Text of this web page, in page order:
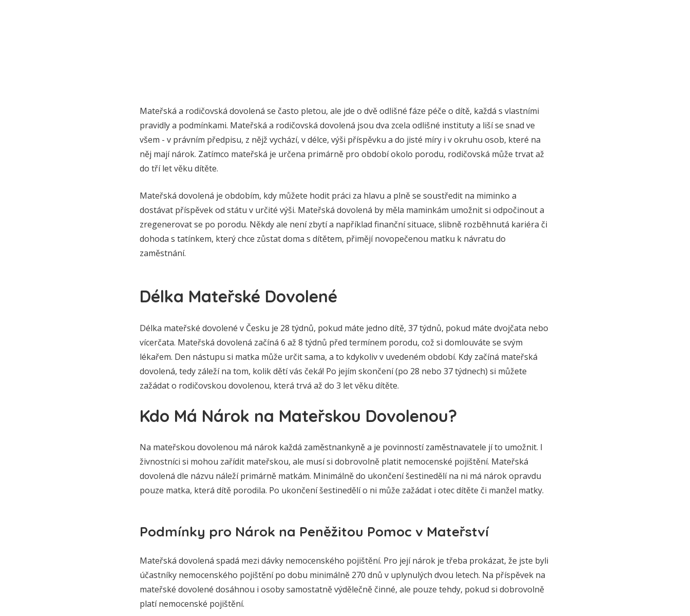
Mateřská a rodičovská dovolená se často pletou, ale jde o dvě odlišné fáze péče o dítě, každá s vlastními
pravidly a podmínkami. Mateřská a rodičovská dovolená jsou dva zcela odlišné instituty a liší se snad ve
všem - v právním předpisu, z nějž vychází, v délce, výši příspěvku a do jisté míry i v okruhu osob, které na
něj mají nárok. Zatímco mateřská je určena primárně pro období okolo porodu, rodičovská může trvat až
do tří let věku dítěte.
Mateřská dovolená je obdobím, kdy můžete hodit práci za hlavu a plně se soustředit na miminko a
dostávat příspěvek od státu v určité výši. Mateřská dovolená by měla maminkám umožnit si odpočinout a
zregenerovat se po porodu. Někdy ale není zbytí a například finanční situace, slibně rozběhnutá kariéra či
dohoda s tatínkem, který chce zůstat doma s dítětem, přimějí novopečenou matku k návratu do
zaměstnání.
Délka Mateřské Dovolené
Délka mateřské dovolené v Česku je 28 týdnů, pokud máte jedno dítě, 37 týdnů, pokud máte dvojčata nebo
vícerčata. Mateřská dovolená začíná 6 až 8 týdnů před termínem porodu, což si domlouváte se svým
lékařem. Den nástupu si matka může určit sama, a to kdykoliv v uvedeném období. Kdy začíná mateřská
dovolená, tedy záleží na tom, kolik dětí vás čeká! Po jejím skončení (po 28 nebo 37 týdnech) si můžete
zažádat o rodičovskou dovolenou, která trvá až do 3 let věku dítěte.
Kdo Má Nárok na Mateřskou Dovolenou?
Na mateřskou dovolenou má nárok každá zaměstnankyně a je povinností zaměstnavatele jí to umožnit. I
živnostníci si mohou zařídit mateřskou, ale musí si dobrovolně platit nemocenské pojištění. Mateřská
dovolená dle názvu náleží primárně matkám. Minimálně do ukončení šestinedělí na ni má nárok opravdu
pouze matka, která dítě porodila. Po ukončení šestinedělí o ni může zažádat i otec dítěte či manžel matky.
Podmínky pro Nárok na Peněžitou Pomoc v Mateřství
Mateřská dovolená spadá mezi dávky nemocenského pojištění. Pro její nárok je třeba prokázat, že jste byli
účastníky nemocenského pojištění po dobu minimálně 270 dnů v uplynulých dvou letech. Na příspěvek na
mateřské dovolené dosáhnou i osoby samostatně výdělečně činné, ale pouze tehdy, pokud si dobrovolně
platí nemocenské pojištění.